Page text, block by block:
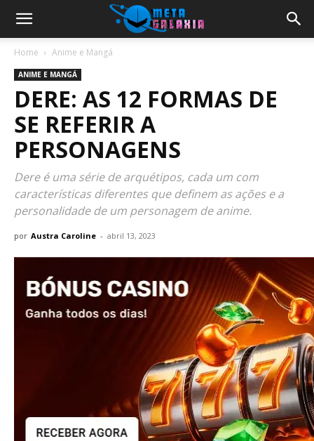
Home Anime e Mangá
ANIME E MANGÁ
DERE: AS 12 FORMAS DE
SE REFERIR A
PERSONAGENS
Dere é uma série de arquétipos, cada um com
características diferentes que definem as ações e a
personalidade de um personagem de anime.
por Austra Caroline - abril 13, 2023